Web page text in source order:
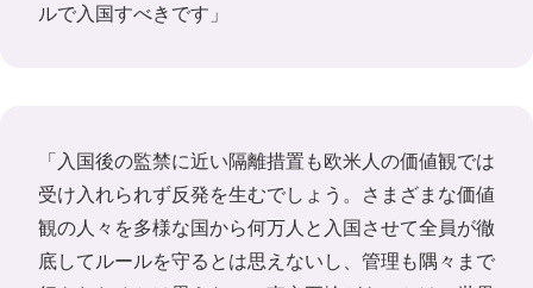
ルで入国すべきです」
「入国後の監禁に近い隔離措置も欧米人の価値観では
受け入れられず反発を生むでしょう。さまざまな価値
観の人々を多様な国から何万人と入国させて全員が徹
底してルールを守るとは思えないし、管理も隅々まで